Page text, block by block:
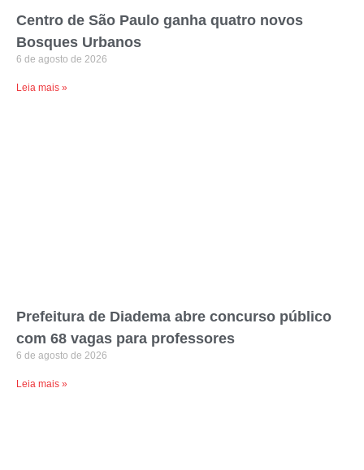
Centro de São Paulo ganha quatro novos
Bosques Urbanos
6 de agosto de 2026
Leia mais »
Prefeitura de Diadema abre concurso público
com 68 vagas para professores
6 de agosto de 2026
Leia mais »